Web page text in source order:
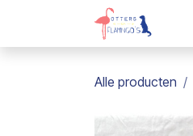
Overslaan naar inhoud
Alle producten